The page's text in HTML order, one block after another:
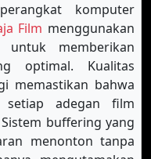
komputer
Film menggunakan
memberikan
optimal. Kualitas
memastikan bahwa
setiap adegan film
buffering yang
menonton tanpa